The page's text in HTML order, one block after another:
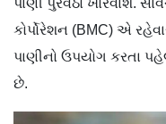
પાણી પુરવઠો ખોરવાશે.
કોર્પોરેશન (BMC) એ
પાણીનો ઉપયોગ કરતા
છે.